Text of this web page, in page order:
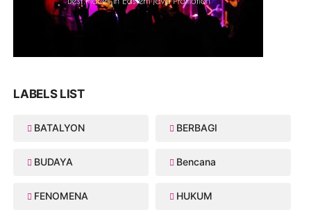
LABELS LIST
BATALYON BERBAGI
BUDAYA Bencana
FENOMENA HUKUM